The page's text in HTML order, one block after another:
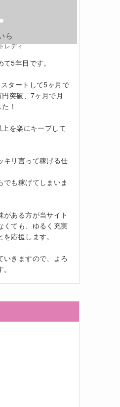
ら
レディ
5年目です。
タートして5ヶ月で
突破、7ヶ月で月
！
を楽にキープして
キリ言って稼げる仕
も稼げてしまいま
ある方が当サイト
くても、ゆるく充実
応援します。
いきますので、よろ